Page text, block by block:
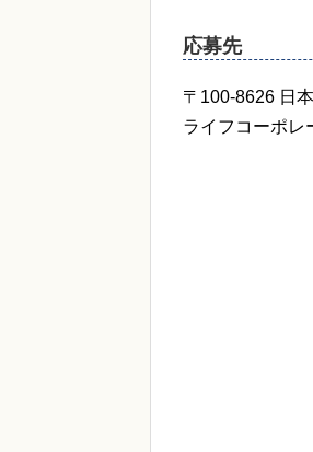
応募先
〒100-8626 日
ライフコーポレ